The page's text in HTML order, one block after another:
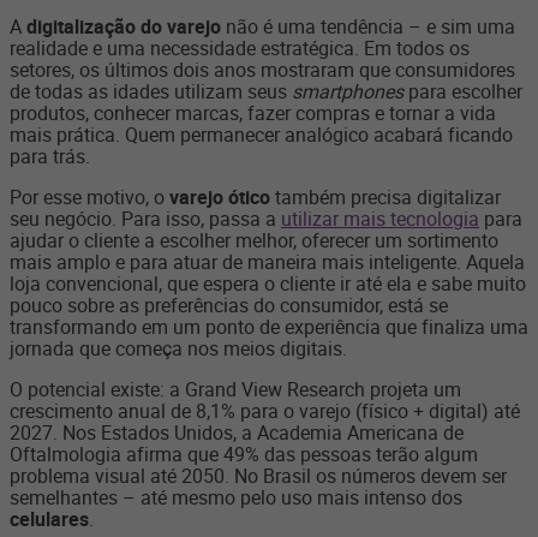
Adigitalização do varejo não é uma tendência – e sim uma
realidade e uma necessidade estratégica. Em todos os
setores, os últimos dois anos mostraram que consumidores
de todas as idades utilizam seus smartphonespara escolher
produtos, conhecer marcas, fazer compras e tornar a vida
mais prática. Quem permanecer analógico acabará ficando
para trás.
Por esse motivo, ovarejo óticotambém precisa digitalizar
seu negócio. Para isso, passa a utilizar mais tecnologia para
ajudar o cliente a escolher melhor, oferecer um sortimento
mais amplo e para atuar de maneira mais inteligente. Aquela
loja convencional, que espera o cliente ir até ela e sabe muito
pouco sobre as preferências do consumidor, está se
transformando em um ponto de experiência que finaliza uma
jornada que começa nos meios digitais.
O potencial existe: a Grand View Research projeta um
crescimento anual de 8,1% para o varejo (físico + digital) até
2027. Nos Estados Unidos, a Academia Americana de
Oftalmologia afirma que 49% das pessoas terão algum
problema visual até 2050. No Brasil os números devem ser
semelhantes – até mesmo pelo uso mais intenso dos
celulares.